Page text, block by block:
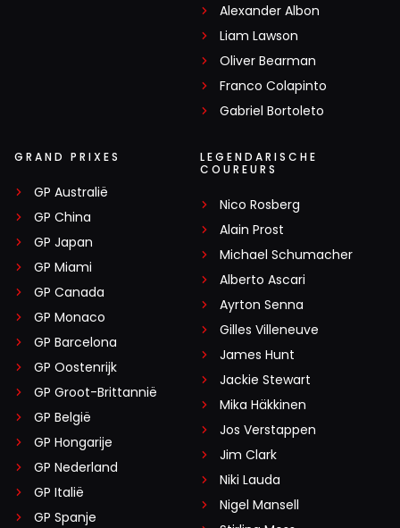
Alexander Albon
Liam Lawson
Oliver Bearman
Franco Colapinto
Gabriel Bortoleto
GRAND PRIXES
GP Australië
GP China
GP Japan
GP Miami
GP Canada
GP Monaco
GP Barcelona
GP Oostenrijk
GP Groot-Brittannië
GP België
GP Hongarije
GP Nederland
GP Italië
GP Spanje
LEGENDARISCHE
COUREURS
Nico Rosberg
Alain Prost
Michael Schumacher
Alberto Ascari
Ayrton Senna
Gilles Villeneuve
James Hunt
Jackie Stewart
Mika Häkkinen
Jos Verstappen
Jim Clark
Niki Lauda
Nigel Mansell